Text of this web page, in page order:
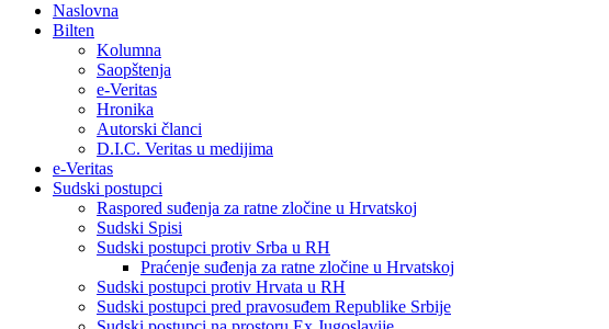
Naslovna
Bilten
Kolumna
Saopštenja
e-Veritas
Hronika
Autorski članci
D.I.C. Veritas u medijima
e-Veritas
Sudski postupci
Raspored suđenja za ratne zločine u Hrvatskoj
Sudski Spisi
Sudski postupci protiv Srba u RH
Praćenje suđenja za ratne zločine u Hrvatskoj
Sudski postupci protiv Hrvata u RH
Sudski postupci pred pravosuđem Republike Srbije